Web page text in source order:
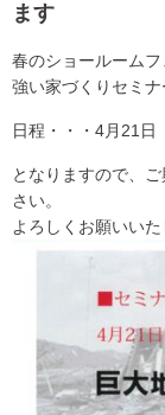
ます
春のショールーム
強い家づくりセミナ
日程・・・4月
となりますので、
さい。
よろしくお願いいた